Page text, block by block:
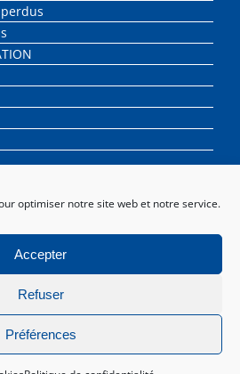
optimiser notre site web et notre service.
Accepter
Refuser
Préférences
CHIRON RAVALEMENT|MENTIONS
DE CONFIDENTIALITÉ